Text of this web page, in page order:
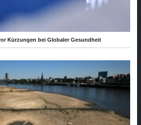
Kürzungen bei Globaler Gesundheit